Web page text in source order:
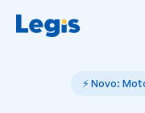
⚡ Novo: